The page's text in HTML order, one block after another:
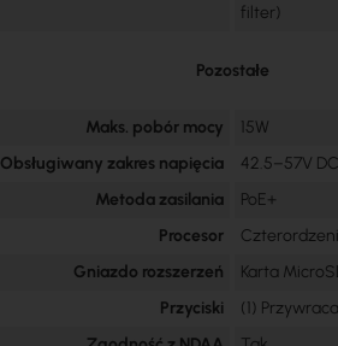
filter)
Pozostałe
Maks. pobór mocy
15W
Obsługiwany zakres napięcia
42.5–57V
Metoda zasilania
PoE+
Procesor
Gniazdo rozszerzeń
Karta
Przyciski
(1)